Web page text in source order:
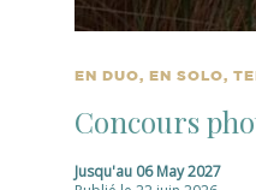
EN DUO, EN SOLO,
Concours
Jusqu'au 06 May 2027